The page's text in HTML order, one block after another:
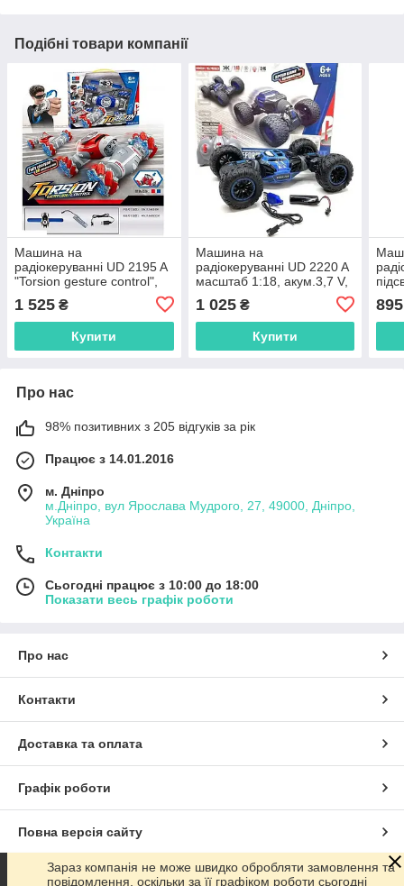
Подібні товари компанії
Машина на
радіокеруванні UD 2195 A
"Torsion gesture control",
колеса, акум.3,7 V,
1 525 ₴
Купити
Машина на
радіокеруванні UD 2220 A
масштаб 1:18, акум.3,7 V,
трансформується, в
коробці
1 025₴
Купити
8
895
Про нас
98% позитивних з 205 відгуків за рік
Працює з 14.01.2016
м. Дніпро
м.Дніпро, вул Ярослава Мудрого, 27, 49000, Дніпро,
Україна
Контакти
Сьогодні працює з 10:00 до 18:00
Показати весь графік роботи
Про нас
Контакти
Доставка та оплата
Графік роботи
Повна версія сайту
Сайт створено на маркетплейсіProm.ua
Зараз компанія не може швидко обробляти замовлення та
повідомлення, оскільки за її графіком роботи сьогодні